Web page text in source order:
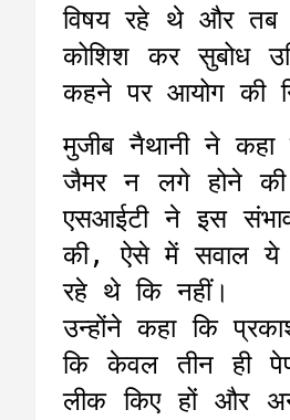
विषय रहे थे और तब
कोशिश कर सुबोध
कहने पर आयोग की
मुजीब नैथानी ने कहा
जैमर न लगे होने
एसआईटी ने इस
की, ऐसे में सवाल ये
रहे थे कि नहीं।
उन्होंने कहा कि
कि केवल तीन ही
लीक किए हों और